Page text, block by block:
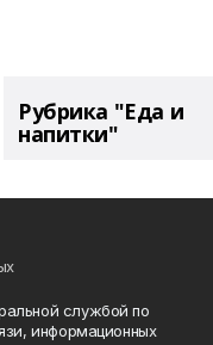
Рубрика "Еда и
напитки"
службой по
информационных